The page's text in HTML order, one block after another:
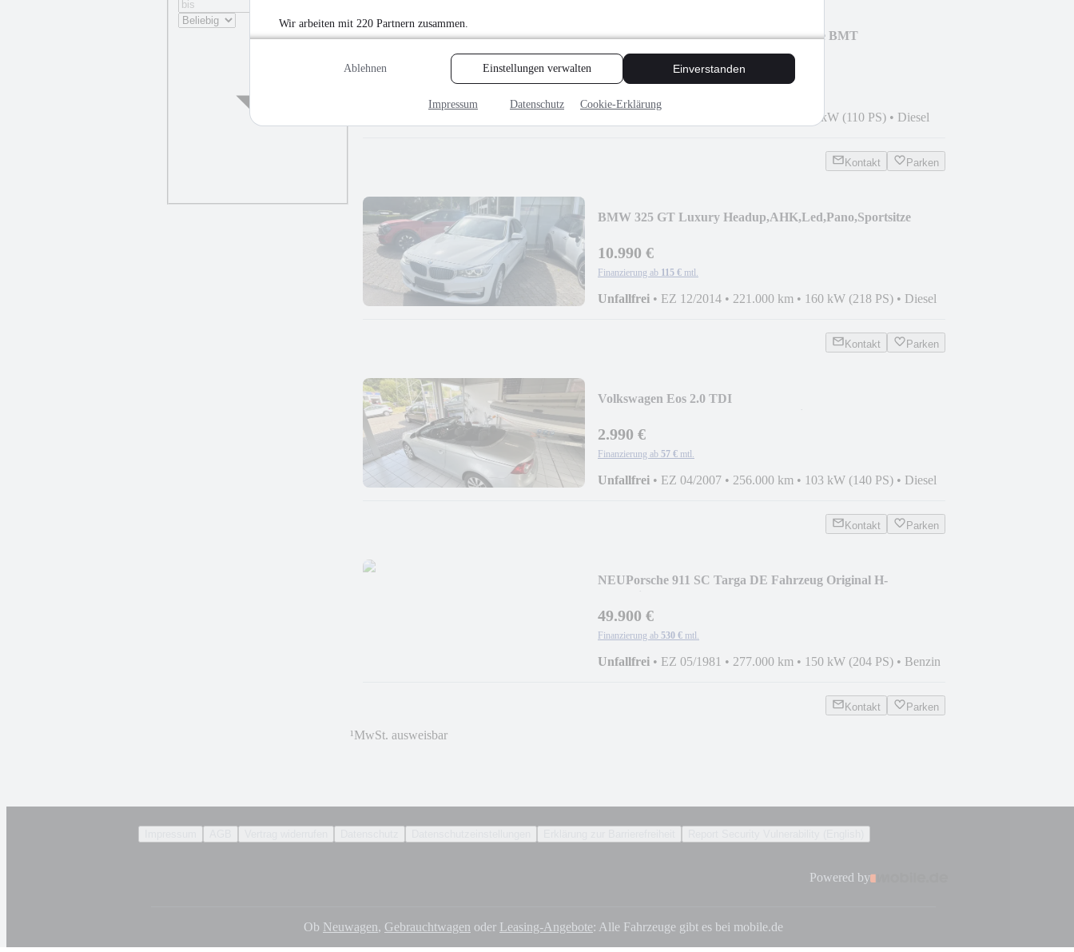
Wir arbeiten mit 220 Partnern zusammen.
Ablehnen Einstellungen verwalten Einverstanden
Impressum Datenschutz Cookie-Erklärung
Volkswagen Golf VII Variant Comfortline BMT
81 kW (110 PS) • Diesel
Kontakt Parken
BMW 325 GT Luxury Headup,AHK,Led,Pano,Sportsitze
10.990 €
Finanzierung ab 115 € mtl.
Unfallfrei • EZ 12/2014 • 221.000 km • 160 kW (218 PS) • Diesel
Kontakt Parken
Volkswagen Eos 2.0 TDI
2.990 €
Finanzierung ab 57 € mtl.
Unfallfrei • EZ 04/2007 • 256.000 km • 103 kW (140 PS) • Diesel
Kontakt Parken
NEUPorsche 911 SC Targa DE Fahrzeug Original H-
49.900 €
Finanzierung ab 530 € mtl.
Unfallfrei • EZ 05/1981 • 277.000 km • 150 kW (204 PS) • Benzin
Kontakt Parken
¹MwSt. ausweisbar
Powered by
Ob Neuwagen, Gebrauchtwagen oder Leasing-Angebote: Alle Fahrzeuge gibt es bei mobile.de